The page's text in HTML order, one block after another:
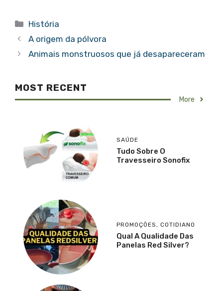
Categorias
História
A origem da pólvora
Animais monstruosos que já desapareceram
MOST RECENT
More
SAÚDE
Tudo Sobre O
Travesseiro Sonofix
PROMOÇÕES, COTIDIANO
Qual A Qualidade Das
Panelas Red Silver?